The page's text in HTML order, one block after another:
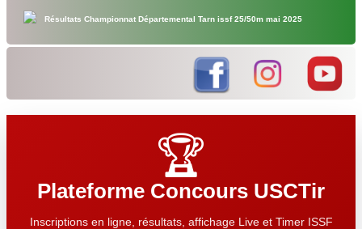
Résultats Championnat Départemental Tarn issf 25/50m mai 2025
🏆
Plateforme Concours USCTir
Inscriptions en ligne, résultats, affichage Live et Timer ISSF